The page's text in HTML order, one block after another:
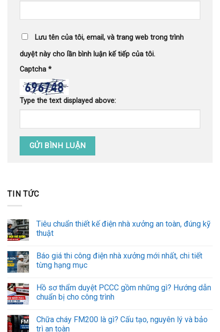
Lưu tên của tôi, email, và trang web trong trình
duyệt này cho lần bình luận kế tiếp của tôi.
Captcha *
Type the text displayed above:
TIN TỨC
Tiêu chuẩn thiết kế điện nhà xưởng an toàn, đúng kỹ
thuật
Báo giá thi công điện nhà xưởng mới nhất, chi tiết
từng hạng mục
Hồ sơ thẩm duyệt PCCC gồm những gì? Hướng dẫn
chuẩn bị cho công trình
Chữa cháy FM200 là gì? Cấu tạo, nguyên lý và bảo
trì an toàn